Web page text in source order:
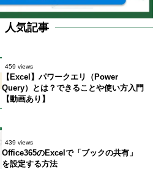
人気記事
459 views
【Excel】パワークエリ（Power
Query）とは？できることや使い方入門
【動画あり】
439 views
Office365のExcelで「ブックの共有」
を設定する方法